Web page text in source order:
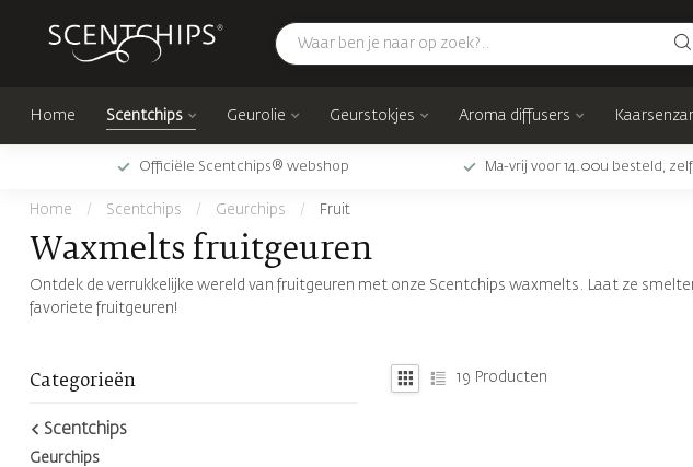
Home Scentchips Geurolie Geurstokjes Aroma diffusers
Officiële Scentchips® webshop Ma-vrij voor 14.00u besteld,
Home / Scentchips / Geurchips / Fruit
Waxmelts fruitgeuren
Ontdek de verrukkelijke wereld van fruitgeuren met onze Scentchips waxmelts. Laat ze
favoriete fruitgeuren!
Categorieën
Scentchips
Geurchips
19 Producten